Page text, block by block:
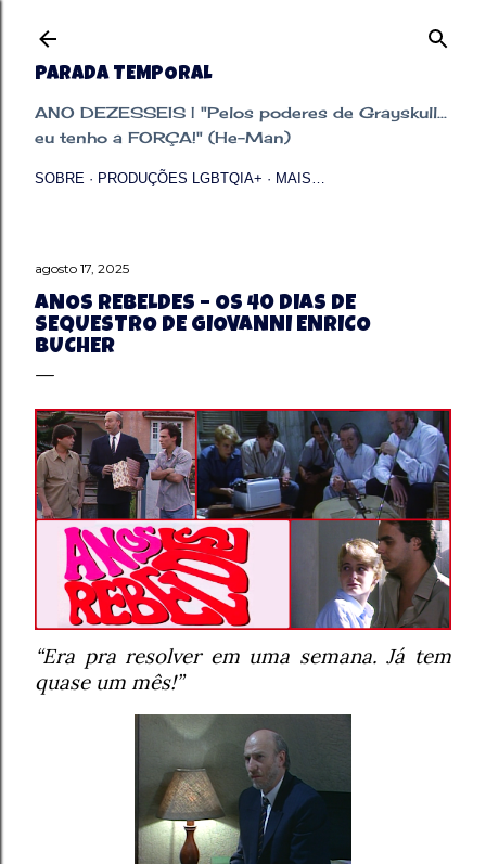
PARADA TEMPORAL
ANO DEZESSEIS | "Pelos poderes de Grayskull...
eu tenho a FORÇA!" (He-Man)
SOBRE PRODUÇÕES LGBTQIA+ MAIS…
agosto 17, 2025
ANOS REBELDES – OS 40 DIAS DE
SEQUESTRO DE GIOVANNI ENRICO
BUCHER
“Era pra resolver em uma semana. Já tem
quase um mês!”